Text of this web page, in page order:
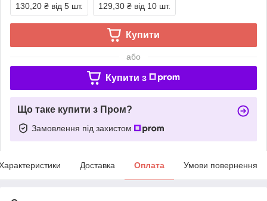
130,20 ₴ від 5 шт. 129,30 ₴ від 10 шт.
Купити
або
Купити з
Що таке купити з Пром?
Замовлення під захистом
Доставка Оплата Умови повернення